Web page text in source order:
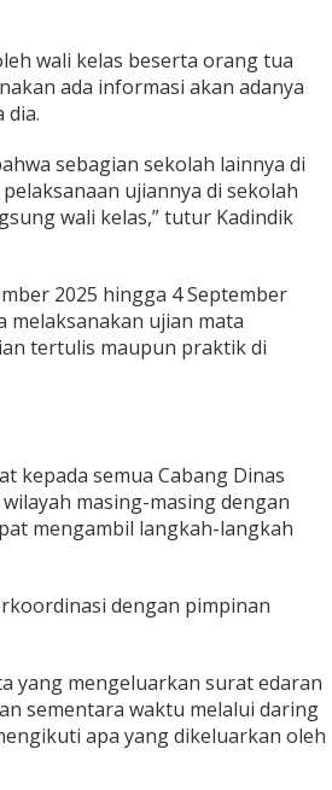
wali kelas beserta orang tua
ada informasi akan adanya
dia.
sebagian sekolah lainnya di
ujiannya di sekolah
wali kelas,” tutur Kadindik
2025 hingga 4 September
melaksanakan ujian mata
tertulis maupun praktik di
kepada semua Cabang Dinas
masing-masing dengan
mengambil langkah-langkah
dengan pimpinan
yang mengeluarkan surat edaran
sementara waktu melalui daring
apa yang dikeluarkan oleh